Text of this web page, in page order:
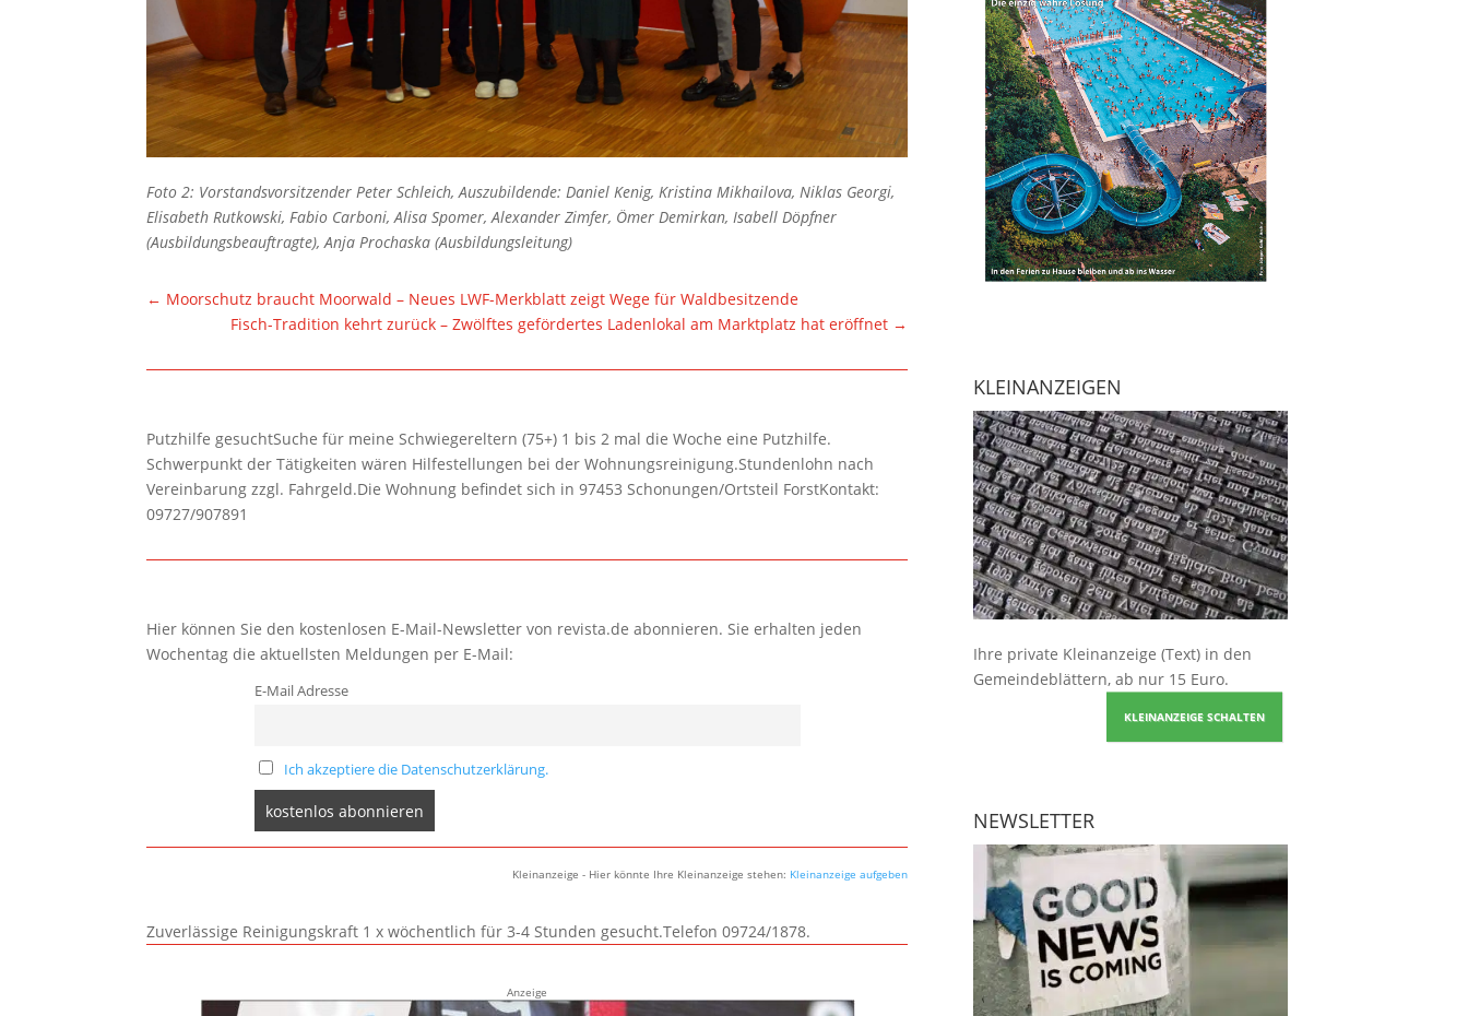
Foto 2: Vorstandsvorsitzender Peter Schleich, Auszubildende: Daniel Kenig, Kristina Mikhailova, Niklas Georgi,
Elisabeth Rutkowski, Fabio Carboni, Alisa Spomer, Alexander Zimfer, Ömer Demirkan, Isabell Döpfner
(Ausbildungsbeauftragte), Anja Prochaska (Ausbildungsleitung)
← Moorschutz braucht Moorwald – Neues LWF-Merkblatt zeigt Wege für Waldbesitzende
Fisch-Tradition kehrt zurück – Zwölftes gefördertes Ladenlokal am Marktplatz hat eröffnet →
Putzhilfe gesuchtSuche für meine Schwiegereltern (75+) 1 bis 2 mal die Woche eine Putzhilfe.
Schwerpunkt der Tätigkeiten wären Hilfestellungen bei der Wohnungsreinigung.Stundenlohn nach
Vereinbarung zzgl. Fahrgeld.Die Wohnung befindet sich in 97453 Schonungen/Ortsteil ForstKontakt:
09727/907891
Hier können Sie den kostenlosen E-Mail-Newsletter von revista.de abonnieren. Sie erhalten jeden
Wochentag die aktuellsten Meldungen per E-Mail:
E-Mail Adresse
Ich akzeptiere die Datenschutzerklärung.
Kleinanzeige - Hier könnte Ihre Kleinanzeige stehen: Kleinanzeige aufgeben
Zuverlässige Reinigungskraft 1 x wöchentlich für 3-4 Stunden gesucht.Telefon 09724/1878.
Anzeige
KLEINANZEIGEN
Ihre private Kleinanzeige (Text) in den
Gemeindeblättern, ab nur 15 Euro.
KLEINANZEIGE SCHALTEN
NEWSLETTER